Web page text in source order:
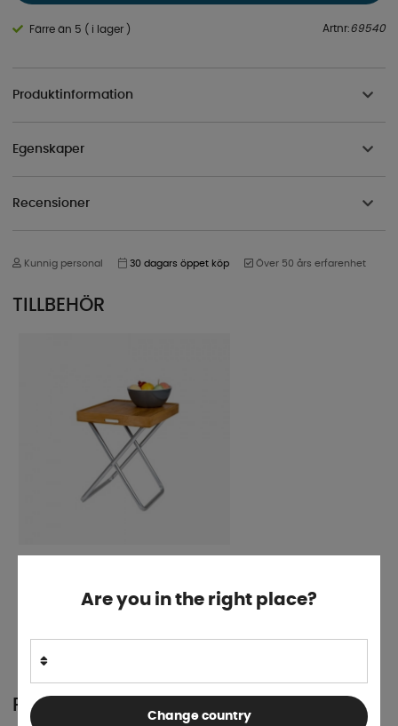
Färre än 5 ( i lager ) Artnr:69540
Produktinformation
Egenskaper
Recensioner
Kunnig personal 30 dagars öppet köp Över 50 års erfarenhet
TILLBEHÖR
Finns i lager
POPULÄRT INOM
Are you in the right place?
Change country